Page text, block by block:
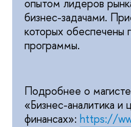
опытом лидеров
бизнес-задачами.
которых обеспечены
программы.
Подробнее о
«Бизнес-аналитика
финансах»: https://